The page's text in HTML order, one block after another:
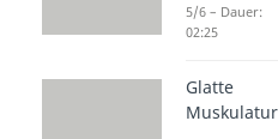
Beliebte
5/6 – Dauer:
02:25
Glatte
Muskulatur